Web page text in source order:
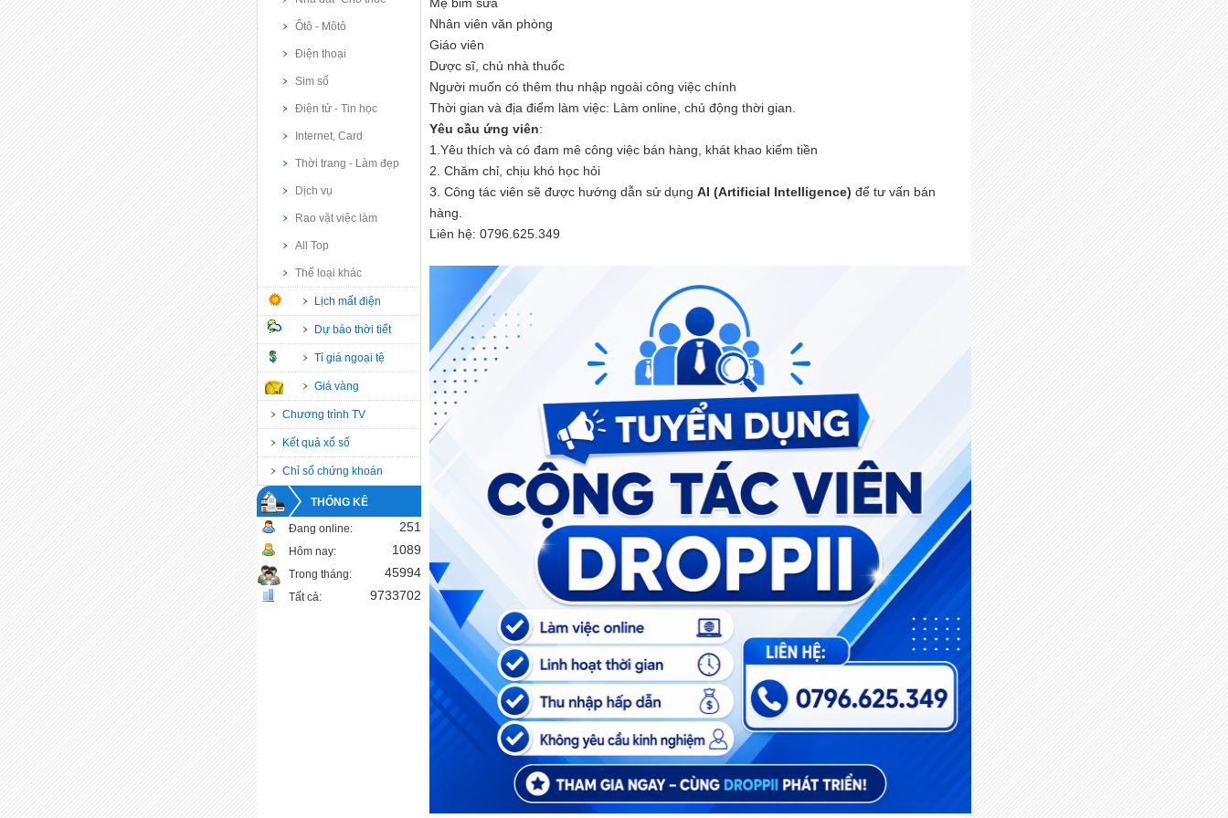
Ôtô - Môtô
Điện thoại
Sim số
Điện tử - Tin học
Internet, Card
Thời trang - Làm đẹp
Dịch vụ
Rao vặt việc làm
All Top
Thể loại khác
Lịch mất điện
Dự báo thời tiết
Tỉ giá ngoại tệ
Giá vàng
Chương trình TV
Kết quả xổ số
Chỉ số chứng khoán
THỐNG KÊ
Đang online: 251
Hôm nay: 1089
Trong tháng: 45994
Tất cả: 9733702
Mẹ bỉm sữa
Nhân viên văn phòng
Giáo viên
Dược sĩ, chủ nhà thuốc
Người muốn có thêm thu nhập ngoài công việc chính
Thời gian và địa điểm làm việc: Làm online, chủ động thời gian.
Yêu cầu ứng viên:
1.Yêu thích và có đam mê công việc bán hàng, khát khao kiếm tiền
2. Chăm chỉ, chịu khó học hỏi
3. Công tác viên sẽ được hướng dẫn sử dụng AI (Artificial Intelligence) để tư vấn bán
hàng.
Liên hệ: 0796.625.349